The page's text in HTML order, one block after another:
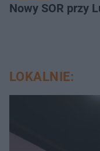
Nowy SOR przy
LOKALNIE: